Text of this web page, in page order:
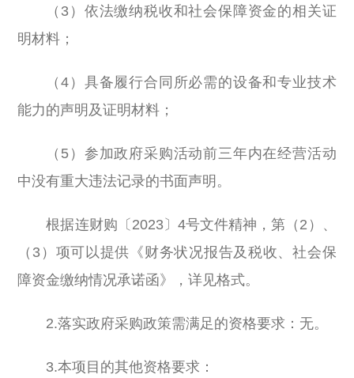
（3）依法缴纳税收和社会保障资金的相关证
明材料；
（4）具备履行合同所必需的设备和专业技术
能力的声明及证明材料；
（5）参加政府采购活动前三年内在经营活动
中没有重大违法记录的书面声明。
根据连财购〔2023〕4号文件精神，第（2）、
（3）项可以提供《财务状况报告及税收、社会保
障资金缴纳情况承诺函》，详见格式。
2.落实政府采购政策需满足的资格要求：无。
3.本项目的其他资格要求：